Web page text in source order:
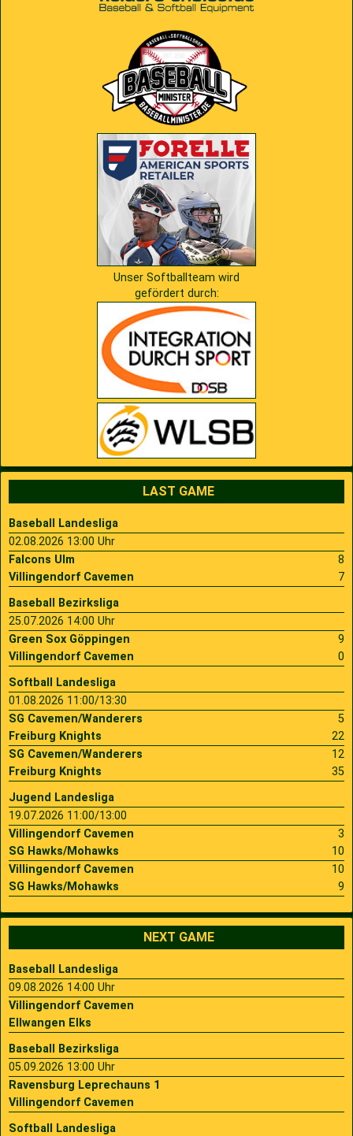
Unser Softballteam wird
gefördert durch:
LAST GAME
Baseball Landesliga
02.08.2026 13:00 Uhr
Falcons Ulm
8
Villingendorf Cavemen
7
Baseball Bezirksliga
25.07.2026 14:00 Uhr
Green Sox Göppingen
9
Villingendorf Cavemen
0
Softball Landesliga
01.08.2026 11:00/13:30
SG Cavemen/Wanderers
5
Freiburg Knights
22
SG Cavemen/Wanderers
12
Freiburg Knights
35
Jugend Landesliga
19.07.2026 11:00/13:00
Villingendorf Cavemen
3
SG Hawks/Mohawks
10
Villingendorf Cavemen
10
SG Hawks/Mohawks
9
NEXT GAME
Baseball Landesliga
09.08.2026 14:00 Uhr
Villingendorf Cavemen
Ellwangen Elks
Baseball Bezirksliga
05.09.2026 13:00 Uhr
Ravensburg Leprechauns 1
Villingendorf Cavemen
Softball Landesliga